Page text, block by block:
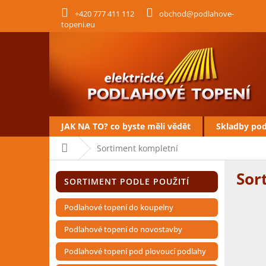
+420 777 411 112
obchod@podlahove-
topeni.eu
JAK NA TO? co byste měli vědět Skladby
Domů Sortiment kompletní
n
n
Přeskočit
kategorie
SORTIMENT PODLE POUŽITÍ
Podlahové topení do koupelny
Podlahové topení do novostavby
Podlahové topení pod plovoucí podlahy